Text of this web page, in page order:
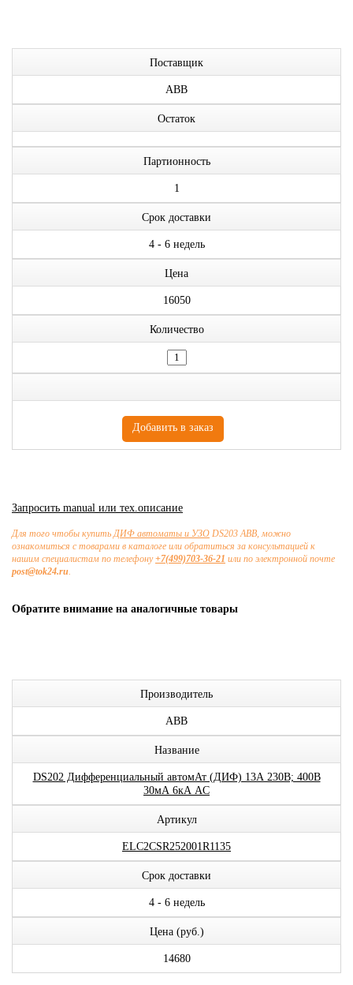
Поставщик
ABB
Остаток
Партионность
1
Срок доставки
4 - 6 недель
Цена
16050
Количество
Запросить manual или тех.описание
Для того чтобы купитьДИФ автоматы и УЗО DS203 ABB, можно
ознакомиться с товарами в каталоге или обратиться за консультацией к
нашим специалистам по телефону+7(499)703-36-21 или по электронной почте
post@tok24.ru.
Обратите внимание на аналогичные товары
Производитель
ABB
Название
DS202 Дифференциальный автомАт (ДИФ) 13А 230В; 400В
30мА 6кА AC
Артикул
ELC2CSR252001R1135
Срок доставки
4 - 6 недель
Цена (руб.)
14680